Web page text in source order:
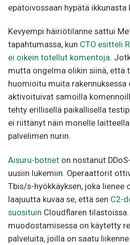
epätoivossaan hypätä ikkunasta
Kevyempi häiriötilanne sattui
tapahtumassa, kun CTO esitteli
ei oikein totellut komentoja.
mutta ongelma olikin siinä, että
huomioitu muita rakennuksessa
aktivoituivat samoilla
tehty erillisellä paikallisella
ei riittänyt näin monelle
palvelimen nurin.
Aisuru-botnet on nostanut
uusiin lukemiin. Operaattorit
Tbis/s-hyökkäyksen, joka lienee
laajuutta kuvaa se, että sen C2-
suosituin Cloudflaren
muodostamisessa on käytetty
palveluita, joilla on saatu